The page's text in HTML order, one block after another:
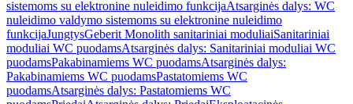
sistemoms su elektronine nuleidimo funkcijaAtsarginės dalys: WC
nuleidimo valdymo sistemoms su elektronine nuleidimo
funkcijaJungtysGeberit Monolith sanitariniai moduliaiSanitariniai
moduliai WC puodamsAtsarginės dalys: Sanitariniai moduliai WC
puodamsPakabinamiems WC puodamsAtsarginės dalys:
Pakabinamiems WC puodamsPastatomiems WC
puodamsAtsarginės dalys: Pastatomiems WC